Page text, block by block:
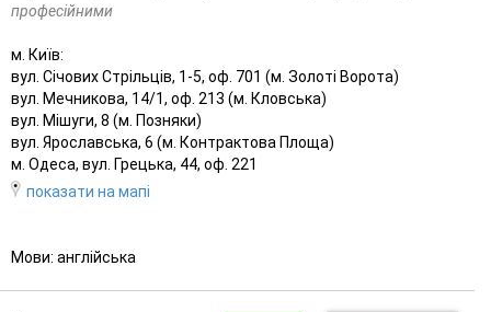
професійними
м. Київ:
вул. Січових Стрільців, 1-5, оф. 701 (м. Золоті Ворота)
вул. Мечникова, 14/1, оф. 213 (м. Кловська)
вул. Мішуги, 8 (м. Позняки)
вул. Ярославська, 6 (м. Контрактова Площа)
м. Одеса, вул. Грецька, 44, оф. 221
показати на мапі
Мови: англійська